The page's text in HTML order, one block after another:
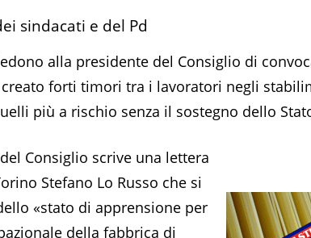
sindacati e del Pd
alla presidente del Consiglio di
forti timori tra i lavoratori negli
più a rischio senza il sostegno dello
Consiglio scrive una lettera
Stefano Lo Russo che si
«stato di apprensione per
della fabbrica di